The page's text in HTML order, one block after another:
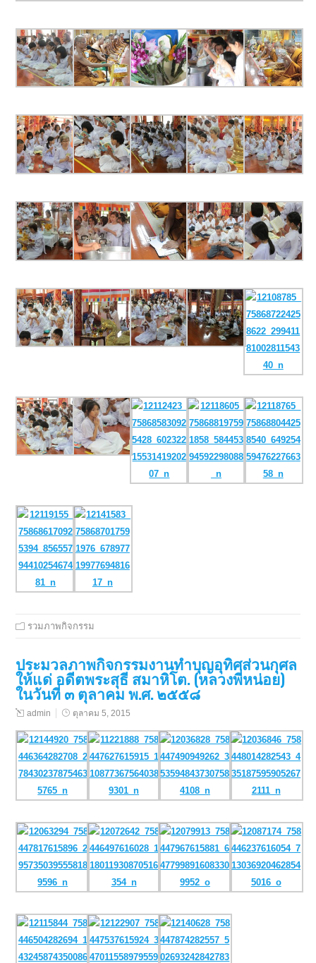
รวมภาพกิจกรรม
ประมวลภาพกิจกรรมงานทำบุญอุทิศส่วนกุศล
ให้แด่ อดีตพระสุธี สมาหิโต. (หลวงพี่หน่อย)
ในวันที่ ๓ ตุลาคม พ.ศ. ๒๕๕๘
admin ตุลาคม 5, 2015